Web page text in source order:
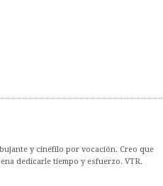
y cinéfilo por vocación. Creo que
dedicarle tiempo y esfuerzo. VTR.